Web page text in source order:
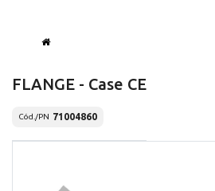
FLANGE - Case CE
Cód./PN 71004860